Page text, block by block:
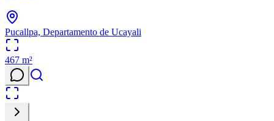
Pucallpa, Departamento de Ucayali
467 m²